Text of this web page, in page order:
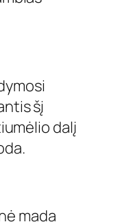
šį
dalį
mada